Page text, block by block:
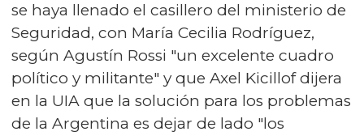
se haya llenado el casillero del ministerio de
Seguridad, con María Cecilia Rodríguez,
según Agustín Rossi "un excelente cuadro
político y militante" y que Axel Kicillof dijera
en la UIA que la solución para los problemas
de la Argentina es dejar de lado "los